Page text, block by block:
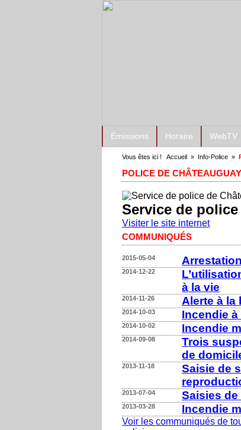
Émissions Horaire WebTV
Vous êtes ici ! Accueil » Info-Police »
POLICE DE
Service de
Visiter le site internet
COMMUNIQUÉS
2015-05-04
à la vie
2014-12-22
Alerte à la
2014-11-26
Incendie
2014-10-03
Incendie
2014-10-02
Trois
de
2014-09-08
Saisie de
2013-11-18
Saisies
2013-07-04
Incendie
2013-03-28
Voir les communiqués de